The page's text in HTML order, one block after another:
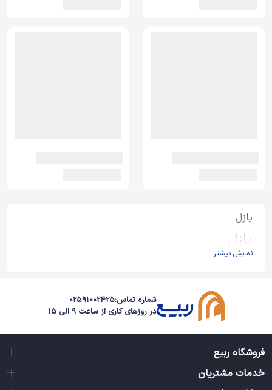
پازل
پازل
پازل یکی از جذاب‌ترین سرگرمی‌هاست و برای هر گروه سنی‌ای مناسب
که از آن لذت ببرید. پازل‌ها یکی از اولین بازی‌هایی هستند که می‌توانید
برای تقویت ذهن بچه‌ها برایشان تهیه کنید. مثلا برای کودک زیر سه سال
طرح پازل‌ها ساده و تعداد تکه‌ها کم است. هرچه سن بالا می‌رود طرح‌ها
بچه‌ها هم می‌توانید از نقشه استفاده کنید. پازل حیوانات هم برای آشنایی
بچه‌های زیر دو سال بسیار مناسب هستند.
البته تنوع این محصول به همین جا ختم نمی‌شود. این روزها می‌توانید
نمایش بیشتر
شماره تماس:02591002425
در روزهای کاری از ساعت 9 الی 15
فروشگاه ربیع
خدمات مشتریان